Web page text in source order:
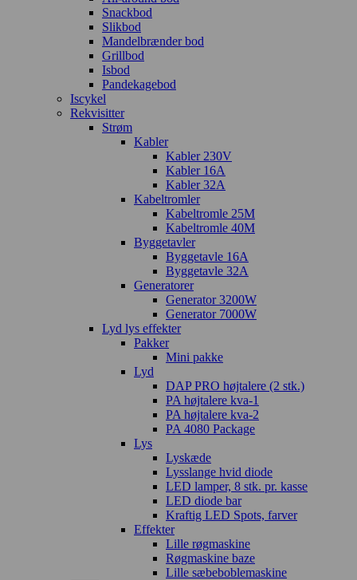
Snackbod
Slikbod
Mandelbrænder bod
Grillbod
Isbod
Pandekagebod
Iscykel
Rekvisitter
Strøm
Kabler
Kabler 230V
Kabler 16A
Kabler 32A
Kabeltromler
Kabeltromle 25M
Kabeltromle 40M
Byggetavler
Byggetavle 16A
Byggetavle 32A
Generatorer
Generator 3200W
Generator 7000W
Lyd lys effekter
Pakker
Mini pakke
Lyd
DAP PRO højtalere (2 stk.)
PA højtalere kva-1
PA højtalere kva-2
PA 4080 Package
Lys
Lyskæde
Lysslange hvid diode
LED lamper, 8 stk. pr. kasse
LED diode bar
Kraftig LED Spots, farver
Effekter
Lille røgmaskine
Røgmaskine baze
Lille sæbeboblemaskine